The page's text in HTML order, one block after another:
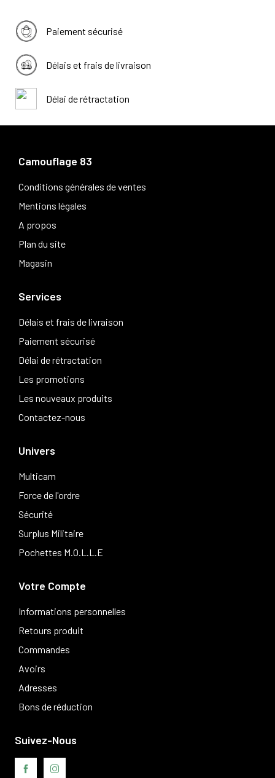
Paiement sécurisé
Délais et frais de livraison
Délai de rétractation
Camouflage 83
Conditions générales de ventes
Mentions légales
A propos
Plan du site
Magasin
Services
Délais et frais de livraison
Paiement sécurisé
Délai de rétractation
Les promotions
Les nouveaux produits
Contactez-nous
Univers
Multicam
Force de l'ordre
Sécurité
Surplus Militaire
Pochettes M.O.L.L.E
Votre Compte
Informations personnelles
Retours produit
Commandes
Avoirs
Adresses
Bons de réduction
Suivez-Nous